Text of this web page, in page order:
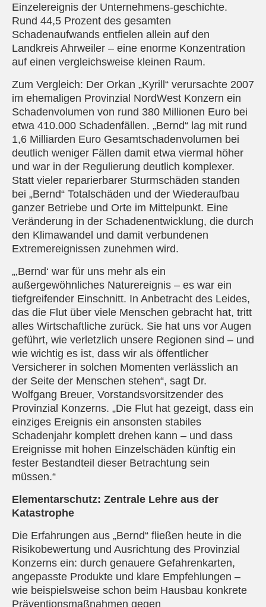
Einzelereignis der Unternehmens-geschichte.
Rund 44,5 Prozent des gesamten
Schadenaufwands entfielen allein auf den
Landkreis Ahrweiler – eine enorme Konzentration
auf einen vergleichsweise kleinen Raum.
Zum Vergleich: Der Orkan „Kyrill“ verursachte 2007
im ehemaligen Provinzial NordWest Konzern ein
Schadenvolumen von rund 380 Millionen Euro bei
etwa 410.000 Schadenfällen. „Bernd“ lag mit rund
1,6 Milliarden Euro Gesamtschadenvolumen bei
deutlich weniger Fällen damit etwa viermal höher
und war in der Regulierung deutlich komplexer.
Statt vieler reparierbarer Sturmschäden standen
bei „Bernd“ Totalschäden und der Wiederaufbau
ganzer Betriebe und Orte im Mittelpunkt. Eine
Veränderung in der Schadenentwicklung, die durch
den Klimawandel und damit verbundenen
Extremereignissen zunehmen wird.
„‚Bernd‘ war für uns mehr als ein
außergewöhnliches Naturereignis – es war ein
tiefgreifender Einschnitt. In Anbetracht des Leides,
das die Flut über viele Menschen gebracht hat, tritt
alles Wirtschaftliche zurück. Sie hat uns vor Augen
geführt, wie verletzlich unsere Regionen sind – und
wie wichtig es ist, dass wir als öffentlicher
Versicherer in solchen Momenten verlässlich an
der Seite der Menschen stehen“, sagt Dr.
Wolfgang Breuer, Vorstandsvorsitzender des
Provinzial Konzerns. „Die Flut hat gezeigt, dass ein
einziges Ereignis ein ansonsten stabiles
Schadenjahr komplett drehen kann – und dass
Ereignisse mit hohen Einzelschäden künftig ein
fester Bestandteil dieser Betrachtung sein
müssen.“
Elementarschutz: Zentrale Lehre aus der
Katastrophe
Die Erfahrungen aus „Bernd“ fließen heute in die
Risikobewertung und Ausrichtung des Provinzial
Konzerns ein: durch genauere Gefahrenkarten,
angepasste Produkte und klare Empfehlungen –
wie beispielsweise schon beim Hausbau konkrete
Präventionsmaßnahmen gegen